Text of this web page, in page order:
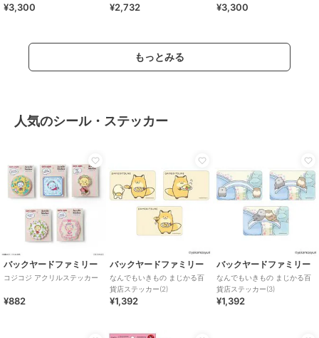
ーン ぬいぐるみ 【全6種類の
¥3,300
ホワイト ねむねむプレミアム
¥2,732
リーズ Sanrio
¥3,300
もっとみる
人気のシール・ステッカー
バックヤードファミリー
コジコジ アクリルステッカー
¥882
バックヤードファミリー
なんでもいきもの まじかる百
貨店ステッカー(2)
¥1,392
バックヤードファミリー
なんでもいきもの まじかる百
貨店ステッカー(3)
¥1,392